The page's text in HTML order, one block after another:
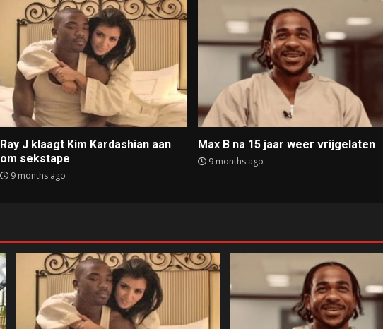
Ray J klaagt Kim Kardashian aan
om sekstape
9 months ago
Max B na 15 jaar weer vrijgelaten
9 months ago